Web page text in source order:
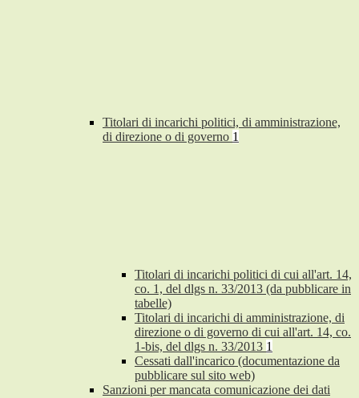
Titolari di incarichi politici, di amministrazione,
di direzione o di governo 1
Titolari di incarichi politici di cui all'art. 14,
co. 1, del dlgs n. 33/2013 (da pubblicare in
tabelle)
Titolari di incarichi di amministrazione, di
direzione o di governo di cui all'art. 14, co.
1-bis, del dlgs n. 33/2013 1
Cessati dall'incarico (documentazione da
pubblicare sul sito web)
Sanzioni per mancata comunicazione dei dati